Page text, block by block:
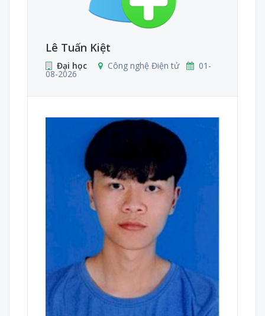
Lê Tuấn Kiệt
Đại học Công nghệ Điện tử 01-
08-2026